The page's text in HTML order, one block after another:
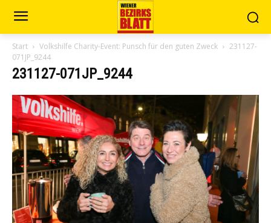
Start Volkshilfe Charity-Event: Punsch für den guten Zweck
231127-
071JP_9244
231127-071JP_9244